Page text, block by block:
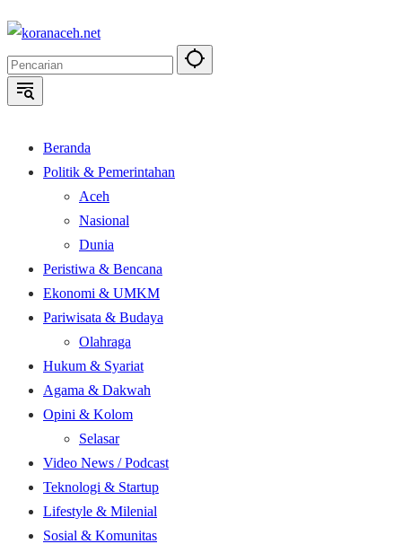
Langsung
konten
Beranda
Politik & Pemerintahan
Aceh
Nasional
Dunia
Peristiwa & Bencana
Ekonomi & UMKM
Pariwisata & Budaya
Olahraga
Hukum & Syariat
Agama & Dakwah
Opini & Kolom
Selasar
Video News / Podcast
Teknologi & Startup
Lifestyle & Milenial
Sosial & Komunitas